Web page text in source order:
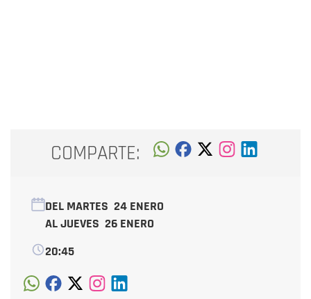
COMPARTE:
DEL MARTES 24 ENERO
AL JUEVES 26 ENERO
20:45